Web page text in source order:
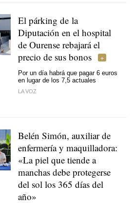
El párking de la
Diputación en el hospital
de Ourense rebajará el
precio de sus bonos
Por un día habrá que pagar 6 euros
en lugar de los 7,5 actuales
LA VOZ
Belén Simón, auxiliar de
enfermería y maquilladora:
«La piel que tiende a
manchas debe protegerse
del sol los 365 días del
año»